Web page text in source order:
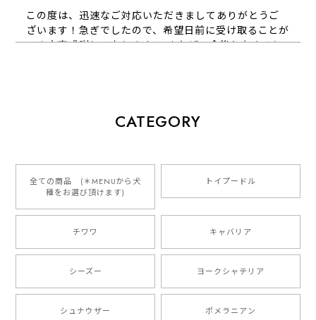
この度は、迅速なご対応いただきましてありがとうご
ざいます！急ぎでしたので、希望日前に受け取ることが
でき大変感謝しております！ またぜひ今後ともよろし
2026/01/16
とっても可愛くて、わんちゃんの名前や電話番号も分か
りやすくて最高です！ ありがとうございました❁⃘*.ﾟ
ご縁がありましたら、またよろしくお願いいたします。
【 自然に囲まれた ダックスフンド 】 キャニスター 保存容器 お家用 プレゼント 犬 ペット うちの子 犬グッズ
CATEGORY
全ての商品 (＊MENUから犬
種をお選び頂けます)
トイプードル
チワワ キャバリア
シーズー ヨークシャテリア
シュナウザー ポメラニアン